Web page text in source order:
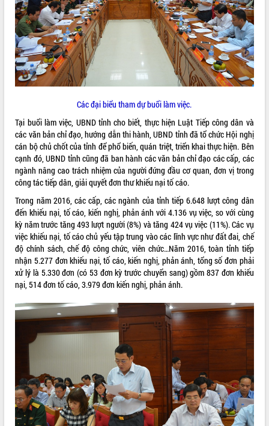
VIDEO
Trailer Lễ hội Sầu riêng Đắk Lắk năm
Khám bệnh, cấp phát thuốc miễn phí
Hội nghị UBND tỉnh Đắk Lắk thường kỳ
tháng 7/2026
Lễ truy tặng danh hiệu “Bà Mẹ Việt
Nam Anh hùng” và trao Huân chương
Lao động
ALBUM ẢNH
Các đại biểu tham dự buổi làm việc.
Tại buổi làm việc, UBND tỉnh cho biết, thực hiện Luật Tiếp công dân và
các văn bản chỉ đạo, hướng dẫn thi hành, UBND tỉnh đã tổ chức Hội nghị
cán bộ chủ chốt của tỉnh để phổ biến, quán triệt, triển khai thực hiện. Bên
cạnh đó, UBND tỉnh cũng đã ban hành các văn bản chỉ đạo các cấp, các
ngành nâng cao trách nhiệm của người đứng đầu cơ quan, đơn vị trong
công tác tiếp dân, giải quyết đơn thư khiếu nại tố cáo.
Trong năm 2016, các cấp, các ngành của tỉnh tiếp 6.648 lượt công dân
đến khiếu nại, tố cáo, kiến nghị, phản ánh với 4.136 vụ việc, so với cùng
kỳ năm trước tăng 493 lượt người (8%) và tăng 424 vụ việc (11%). Các vụ
việc khiếu nại, tố cáo chủ yếu tập trung vào các lĩnh vực như đất đai, chế
độ chính sách, chế độ công chức, viên chức…Năm 2016, toàn tỉnh tiếp
nhận 5.277 đơn khiếu nại, tố cáo, kiến nghị, phản ánh, tổng số đơn phải
xử lý là 5.330 đơn (có 53 đơn kỳ trước chuyển sang) gồm 837 đơn khiếu
nại, 514 đơn tố cáo, 3.979 đơn kiến nghị, phản ánh.